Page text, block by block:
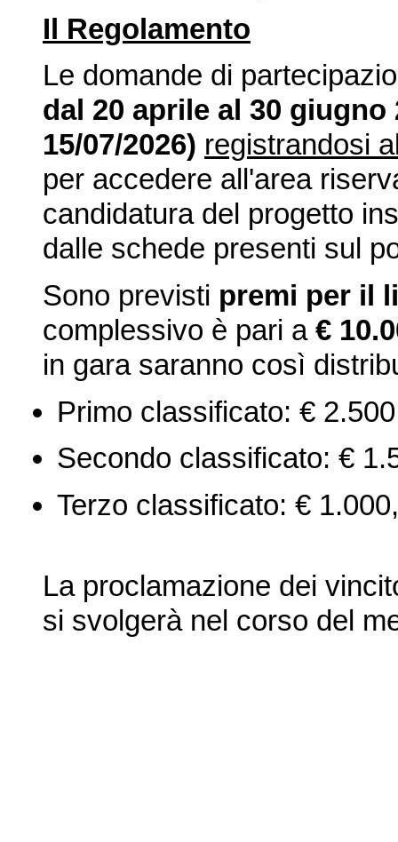
Il Regolamento
Le domande di
dal 20 aprile al 30 giugno
15/07/2026) registrandosi
per accedere all'area
candidatura del progetto
dalle schede presenti sul
Sono previsti premi per il
complessivo è pari a €
in gara saranno così
Primo classificato: €
Secondo classificato: €
Terzo classificato: €
La proclamazione dei
si svolgerà nel corso del